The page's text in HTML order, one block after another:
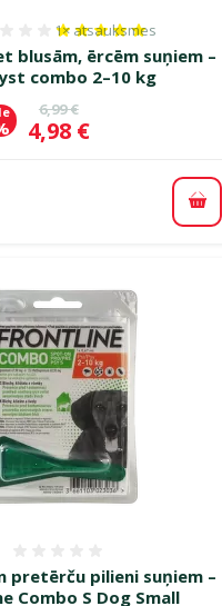
blusām, ērcēm suņiem –
combo 2–10 kg
Atsauksmes 100%,
1× atsauksmes
Oriģinālā cena
6,99 €
Cena
4,98 €
pretērču pilieni suņiem –
Combo S Dog Small